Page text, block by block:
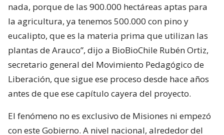
nada, porque de las 900.000 hectáreas aptas para
la agricultura, ya tenemos 500.000 con pino y
eucalipto, que es la materia prima que utilizan las
plantas de Arauco”, dijo a BioBioChile Rubén Ortiz,
secretario general del Movimiento Pedagógico de
Liberación, que sigue ese proceso desde hace años
antes de que ese capítulo cayera del proyecto.
El fenómeno no es exclusivo de Misiones ni empezó
con este Gobierno. A nivel nacional, alrededor del